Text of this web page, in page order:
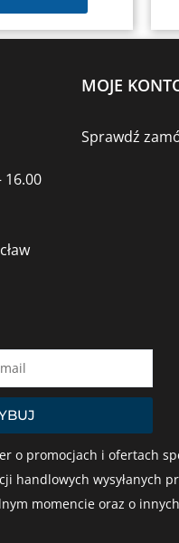
16.00
MOJE
Sprawdź
o promocjach i ofertach
handlowych wysyłanych
momencie oraz o